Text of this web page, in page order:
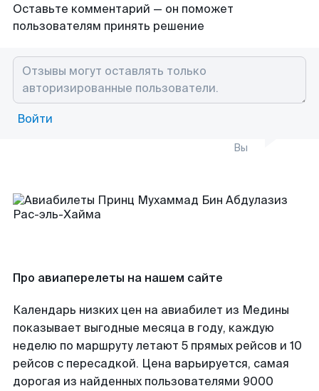
Оставьте комментарий — он поможет
пользователям принять решение
Войти
Вы
Про авиаперелеты на нашем сайте
Календарь низких цен на авиабилет из Медины
показывает выгодные месяца в году, каждую
неделю по маршруту летают 5 прямых рейсов и 10
рейсов с пересадкой. Цена варьируется, самая
дорогая из найденных пользователями 9000